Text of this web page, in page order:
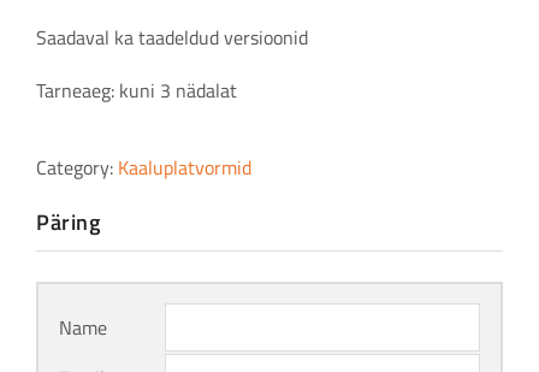
Saadaval ka taadeldud versioonid
Tarneaeg: kuni 3 nädalat
Category: Kaaluplatvormid
Päring
Name